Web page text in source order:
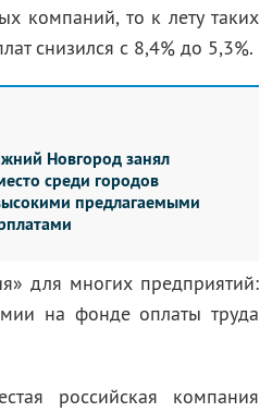
компаний, то к лету таких
снизился с 8,4% до 5,3%.
Новгород занял
среди городов
предлагаемыми
для многих предприятий:
на фонде оплаты труда
российская компания